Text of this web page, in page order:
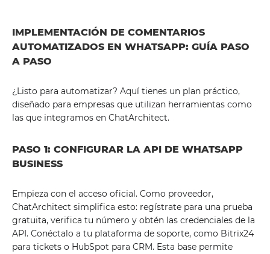
IMPLEMENTACIÓN DE COMENTARIOS
AUTOMATIZADOS EN WHATSAPP: GUÍA PASO
A PASO
¿Listo para automatizar? Aquí tienes un plan práctico,
diseñado para empresas que utilizan herramientas como
las que integramos en ChatArchitect.
PASO 1: CONFIGURAR LA API DE WHATSAPP
BUSINESS
Empieza con el acceso oficial. Como proveedor,
ChatArchitect simplifica esto: regístrate para una prueba
gratuita, verifica tu número y obtén las credenciales de la
API. Conéctalo a tu plataforma de soporte, como Bitrix24
para tickets o HubSpot para CRM. Esta base permite